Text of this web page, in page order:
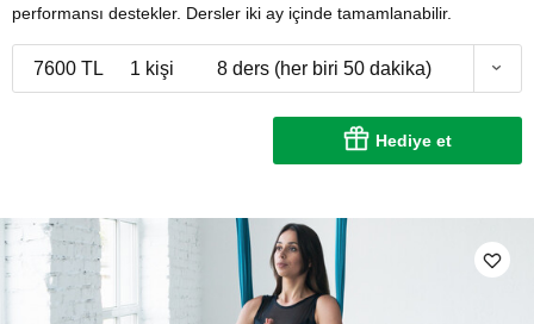
performansı destekler. Dersler iki ay içinde tamamlanabilir.
7600 TL 1 kişi 8 ders (her biri 50 dakika)
Hediye et